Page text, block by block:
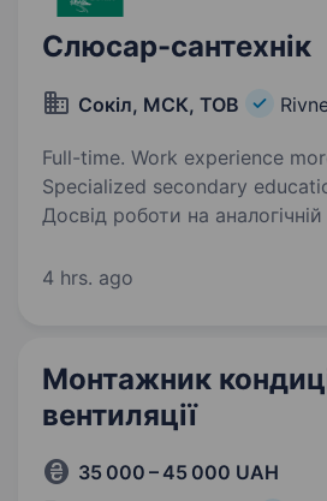
Слюсар-сантехнік
Сокіл, МСК, ТОВ
Full-time. Work experience
Specialized secondary education.
Досвід роботи на
Виконання ремонтних робіт у
4 hrs. ago
Монтажник
вентиляції
35 000 – 45 000 UAH